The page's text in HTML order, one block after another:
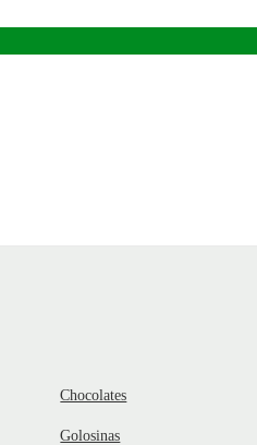
Chocolates
Golosinas